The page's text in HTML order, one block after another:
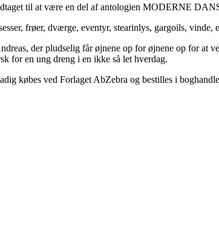
til at være en del af antologien MODERNE
frøer, dværge, eventyr, stearinlys, gargoils, vinde,
der pludselig får øjnene op for øjnene op for at
for en ung dreng i en ikke så let hverdag.
købes ved Forlaget AbZebra og bestilles i